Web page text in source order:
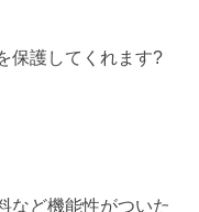
保護してくれます?
など機能性がついた